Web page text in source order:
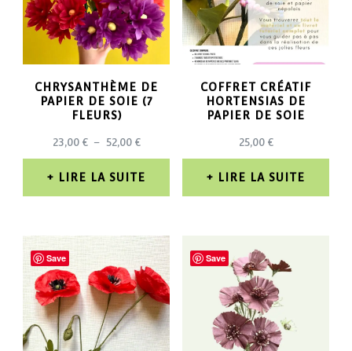
CHRYSANTHÈME DE
PAPIER DE SOIE (7
FLEURS)
23,00€ – 52,00€PLAGE
DE
PRIX :
LIRE LA SUITE
COFFRET CRÉATIF
HORTENSIAS DE
PAPIER DE SOIE
25,00 €
LIRE LA SUITE
Save Save